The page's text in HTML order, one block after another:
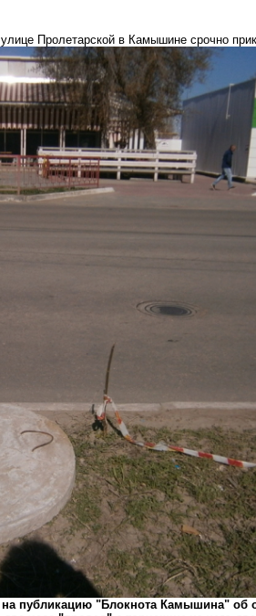
Пролетарской в Камышине срочно
публикацию "Блокнота Камышина" об